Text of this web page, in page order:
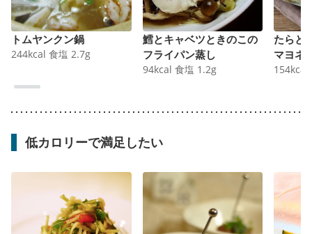
トムヤンクン鍋
244kcal 食塩 2.7g
鱈とキャベツときのこの
フライパン蒸し
94kcal 食塩 1.2g
たらと
マヨネ
154kcal
低カロリーで満足したい